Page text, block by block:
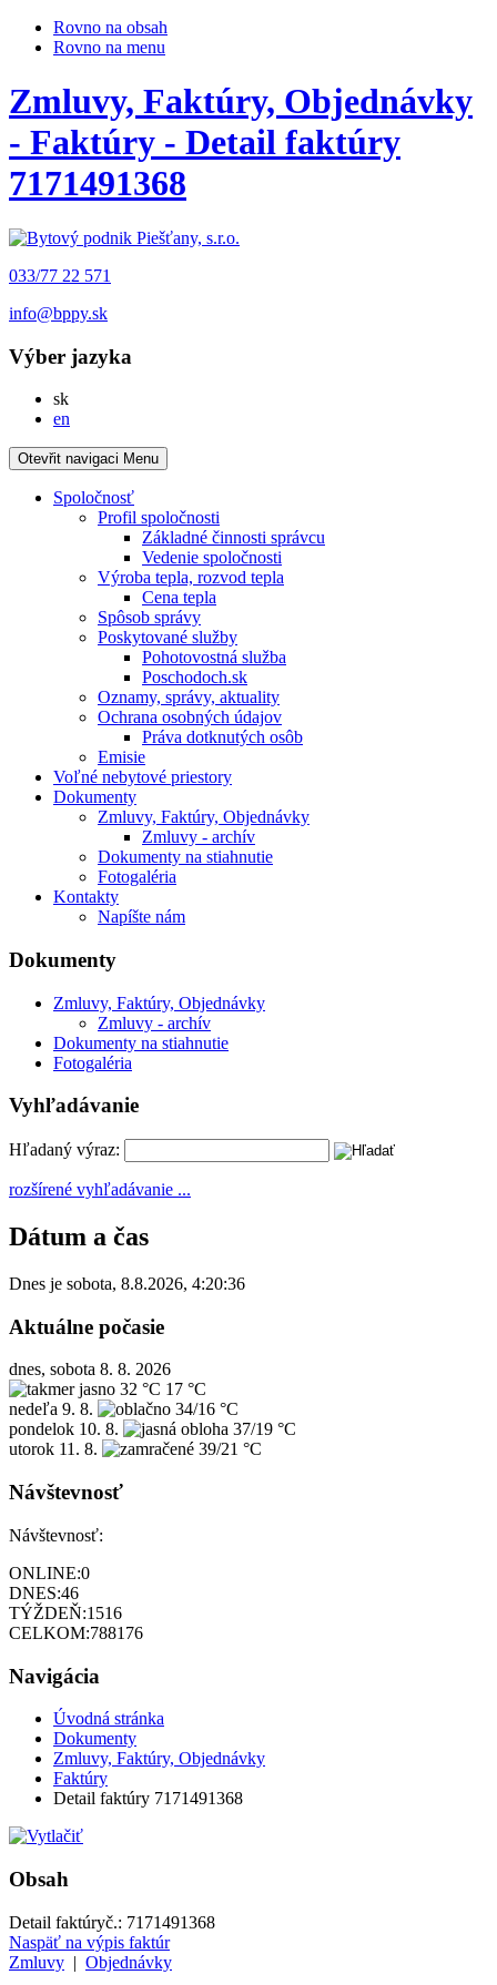
Rovno na obsah
Rovno na menu
Zmluvy, Faktúry, Objednávky
- Faktúry - Detail faktúry
7171491368
033/77 22 571
info@bppy.sk
Výber jazyka
skSlovensky
en
Otevřit navigaci Menu
Spoločnosť
Profil spoločnosti
Základné činnosti správcu
Vedenie spoločnosti
Výroba tepla, rozvod tepla
Cena tepla
Spôsob správy
Poskytované služby
Pohotovostná služba
Poschodoch.sk
Oznamy, správy, aktuality
Ochrana osobných údajov
Práva dotknutých osôb
Emisie
Voľné nebytové priestory
Dokumenty
Zmluvy, Faktúry, Objednávky
Zmluvy - archív
Dokumenty na stiahnutie
Fotogaléria
Kontakty
Napíšte nám
Dokumenty
Zmluvy, Faktúry, Objednávky
Zmluvy - archív
Dokumenty na stiahnutie
Fotogaléria
Vyhľadávanie
Hľadaný výraz:
rozšírené vyhľadávanie ...
Dátum a čas
Dnes je sobota, 8.8.2026, 4:20:36
Aktuálne počasie
dnes, sobota 8. 8. 2026
32 °C 17 °C
nedeľa 9. 8.
34/16 °C
pondelok 10. 8.
37/19 °C
utorok 11. 8. 39/21 °C
Návštevnosť
Návštevnosť:
ONLINE:0
DNES:46
TÝŽDEŇ:1516
CELKOM:788176
Navigácia
Úvodná stránka
Dokumenty
Zmluvy, Faktúry, Objednávky
Faktúry
Detail faktúry 7171491368
Obsah
Detail faktúryč.: 7171491368
Naspäť na výpis faktúr
Zmluvy | Objednávky